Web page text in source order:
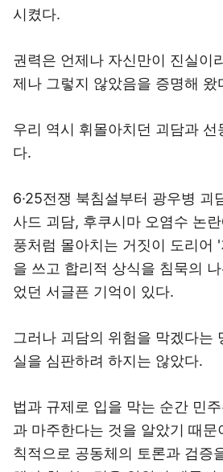
시켰다.
권력은 언제나 자신만이 진실이
제나 그렇지 않았음을 증명해 왔
우리 역시 휘몰아치던 괴담과
다.
6·25전쟁 북침설부터 광우병 괴
사드 괴담, 후쿠시마 오염수 논
풍처럼 몰아치는 거짓이 도리어
을 쓰고 합리적 상식을 침묵의
었던 서글픈 기억이 있다.
그러나 괴담의 위험을 막겠다는
실을 심판하려 하지는 않았다.
법과 규제로 입을 막는 순간 민
과 마주한다는 것을 알았기 때문
칙적으로 공동체의 토론과 검증